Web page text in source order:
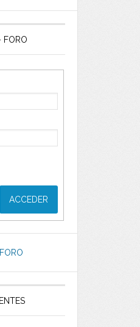
FORO
ACCEDER